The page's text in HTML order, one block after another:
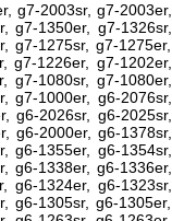
g7-2003sr, g7-2003er,
g7-1350er, g7-1326sr,
g7-1275sr, g7-1275er,
g7-1226er, g7-1202er,
g7-1080sr, g7-1080er,
g7-1000er, g6-2076sr,
g6-2026sr, g6-2025sr,
g6-2000er, g6-1378sr,
g6-1355er, g6-1354sr,
g6-1338er, g6-1336er,
g6-1324er, g6-1323sr,
g6-1305sr, g6-1305er,